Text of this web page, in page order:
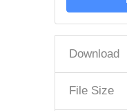
Download
File Size